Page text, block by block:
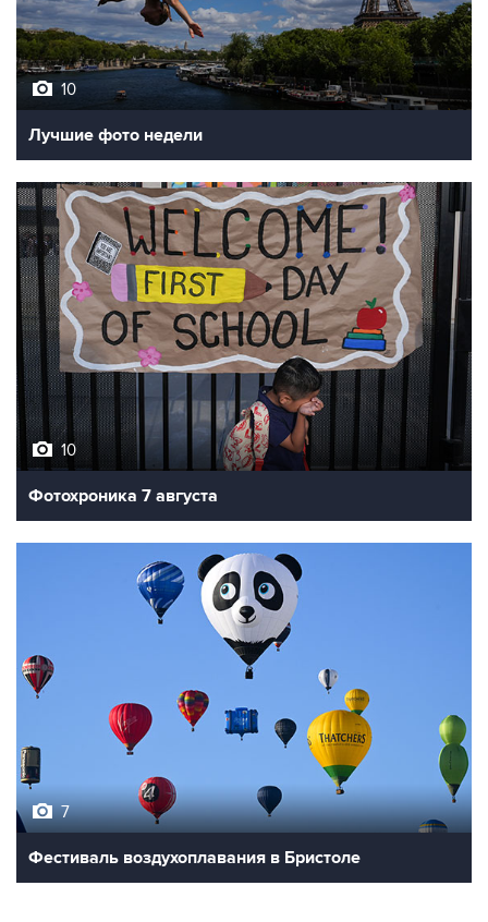
10
Лучшие фото недели
10
Фотохроника 7 августа
7
Фестиваль воздухоплавания в Бристоле